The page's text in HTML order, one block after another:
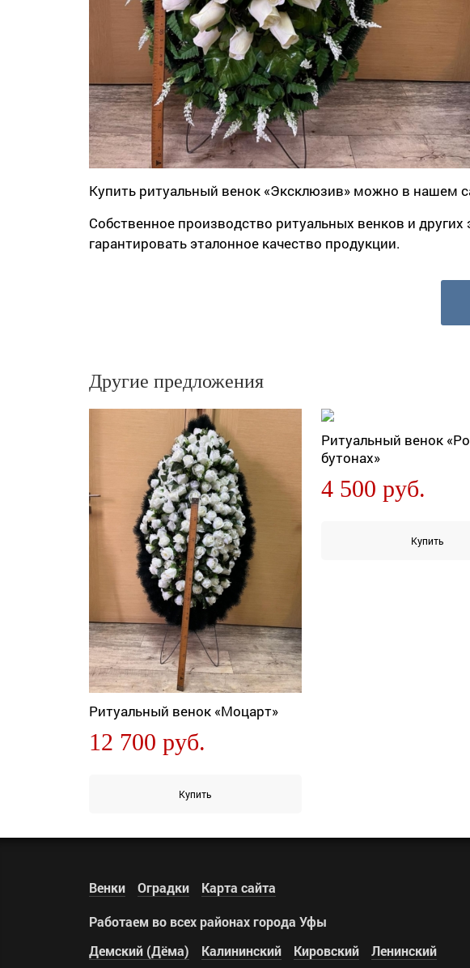
Купить ритуальный венок «Эксклюзив» можно в нашем
Собственное производство ритуальных венков и
гарантировать эталонное качество продукции.
Другие предложения
Ритуальный венок «Моцарт»
12 700 руб.
Купить
Ритуальный венок
бутонах»
4 500 руб.
Купить
Венки Оградки
Карта сайта
Работаем во всех районах города Уфы
Демский (Дёма)
Калининский Кировский
Ленинский